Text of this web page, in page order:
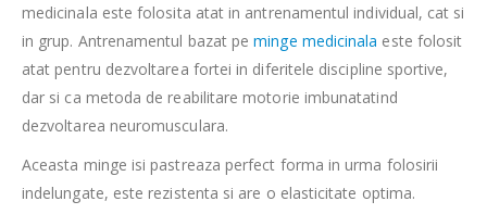
medicinala este folosita atat in antrenamentul individual, cat si
in grup. Antrenamentul bazat peminge medicinala este folosit
atat pentru dezvoltarea fortei in diferitele discipline sportive,
dar si ca metoda de reabilitare motorie imbunatatind
dezvoltarea neuromusculara.
Aceasta minge isi pastreaza perfect forma in urma folosirii
indelungate, este rezistenta si are o elasticitate optima.